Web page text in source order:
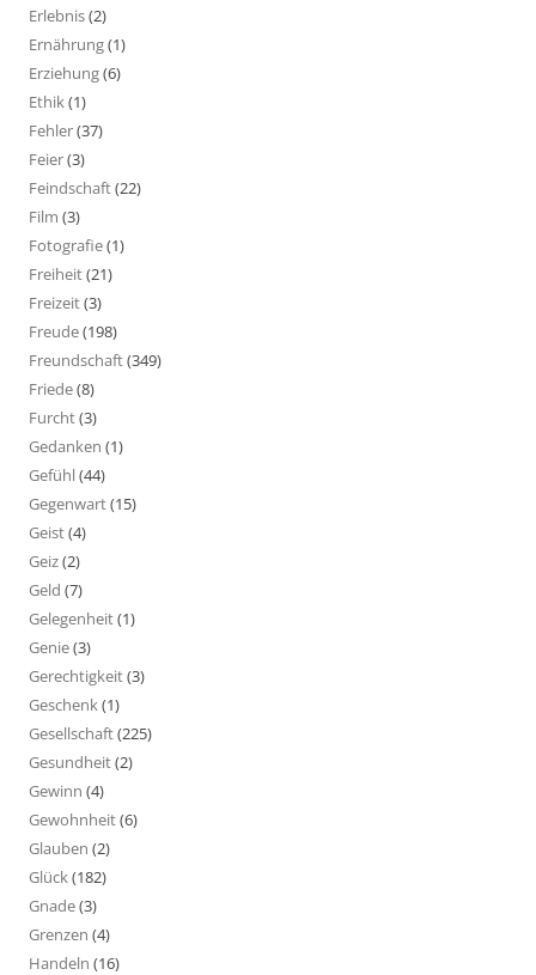
Erlebnis(2)
Ernährung(1)
Erziehung(6)
Ethik(1)
Fehler(37)
Feier(3)
Feindschaft(22)
Film (3)
Fotografie(1)
Freiheit(21)
Freizeit(3)
Freude(198)
Freundschaft(349)
Friede(8)
Furcht(3)
Gedanken (1)
Gefühl(44)
Gegenwart(15)
Geist(4)
Geiz(2)
Geld (7)
Gelegenheit(1)
Genie(3)
Gerechtigkeit(3)
Geschenk(1)
Gesellschaft(225)
Gesundheit(2)
Gewinn (4)
Gewohnheit(6)
Glauben (2)
Glück(182)
Gnade(3)
Grenzen (4)
Handeln (16)